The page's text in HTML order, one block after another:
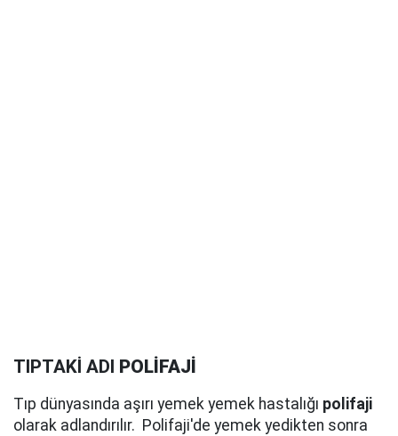
TIPTAKİ ADI POLİFAJİ
Tıp dünyasında aşırı yemek yemek hastalığı polifaji
olarak adlandırılır. Polifaji'de yemek yedikten sonra